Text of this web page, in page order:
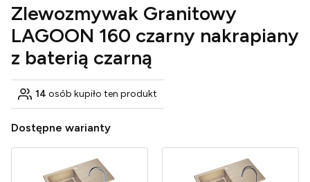
Zlewozmywak Granitowy
LAGOON 160 czarny nakrapiany
z baterią czarną
14 osób kupiło ten produkt
Dostępne warianty